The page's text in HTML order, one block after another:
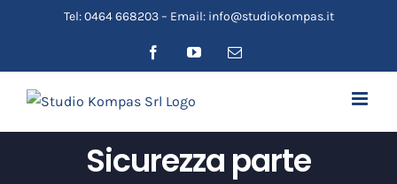
Tel: 0464 668203 – Email: info@studiokompas.it
FacebookYouTubeEmail
Sicurezza parte